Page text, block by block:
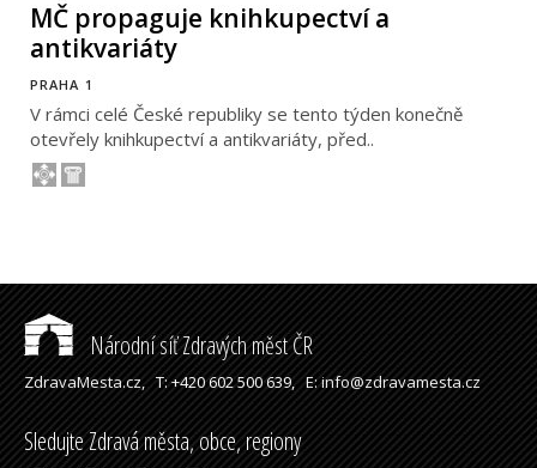
MČ propaguje knihkupectví a
antikvariáty
PRAHA 1
V rámci celé České republiky se tento týden konečně
otevřely knihkupectví a antikvariáty, před..
Národní síť Zdravých měst ČR
ZdravaMesta.cz,T: +420 602 500 639,E: info@zdravamesta.cz
Sledujte Zdravá města, obce, regiony